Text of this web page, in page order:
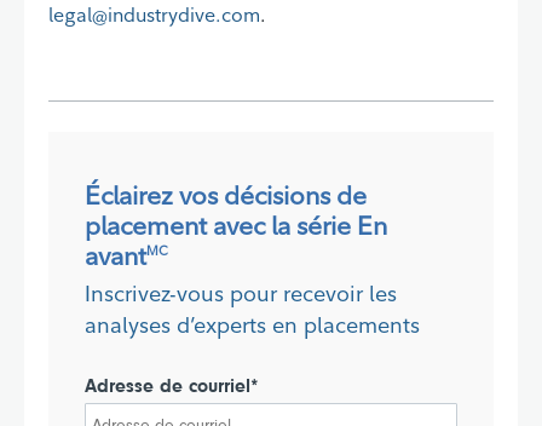
legal@industrydive.com.
Éclairez vos décisions de
placement avec la série En
avantMC
Inscrivez-vous pour recevoir les
analyses d’experts en placements
Adresse de courriel*